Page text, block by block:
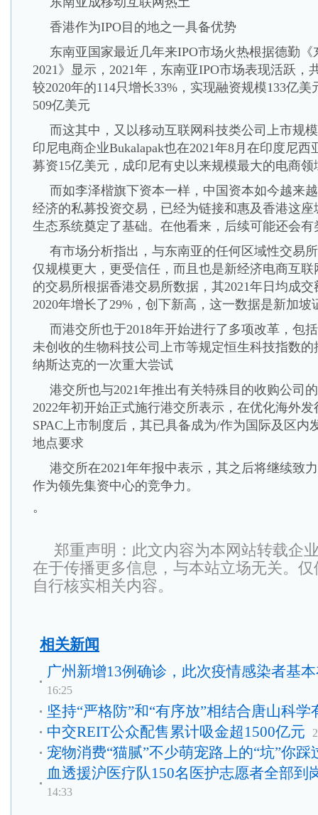
香港作为IPO目的地之一具备优势
东南亚国家最近几年来IPO市场火热根据德勤
2021》显示，2021年，东南亚IPO市场表现活跃，
较2020年的114只增长33%，实现融资规模133亿
509亿美元
而这其中，又以移动互联网科技类公司上市规
印尼电商企业Bukalapak也在2021年8月在印度尼
募资15亿美元，成印尼有史以来规模最大的电商领
而如李泽楷旗下资本一样，中国资本如今越来
经济的私募投资交易，已经为链接和惠及香港这
生态系统奠定了基础。在他看来，后续可能还会
有市场分析指出，与东南亚的任何区域性交易
仅规模更大，更受信任，而且也是新经济电商互
的交易所根据香港交易所数据，其2021年日均成交
2020年增长了29%，创下新高，这一数据是新加坡
而港交所也于2018年开始进行了多项改革，包
未创收的生物科技公司上市等规定恒生科技指数
纳斯达克的一次重大尝试
港交所也与2021年推出有关特殊目的收购公司
2022年初开始正式施行港交所表示，在优化海外
SPAC上市制度后，其已具备成为/作为国际及区内
地点要求
港交所在2021年年报中表示，其之后将继续致
作为领先集资中心的竞争力。
。
郑重声明：此文内容为本网站转载企
在于传播更多信息，与本站立场无关。
自行核实相关内容。
相关新闻
广州新增13例确诊，此次疫情感染者基
16:25
坚持“严格防”和“有序放”相结合唐山科学
中交REIT公众配售累计吸金超1500亿元
宠物消费“猫腻”不少萌宠路上的“坑”你踩
血透援沪医疗队150名医护志愿者全部到
14:33